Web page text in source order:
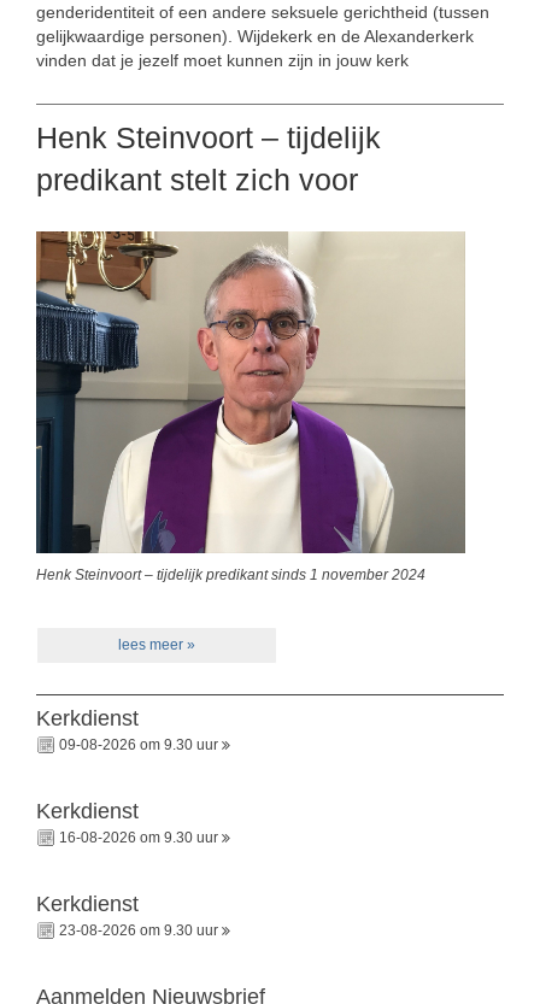
genderidentiteit of een andere seksuele gerichtheid (tussen
gelijkwaardige personen). Wijdekerk en de Alexanderkerk
vinden dat je jezelf moet kunnen zijn in jouw kerk
Henk Steinvoort – tijdelijk
predikant stelt zich voor
Henk Steinvoort – tijdelijk predikant sinds 1 november 2024
lees meer »
Kerkdienst
09-08-2026 om 9.30 uur
Kerkdienst
16-08-2026 om 9.30 uur
Kerkdienst
23-08-2026 om 9.30 uur
Aanmelden Nieuwsbrief